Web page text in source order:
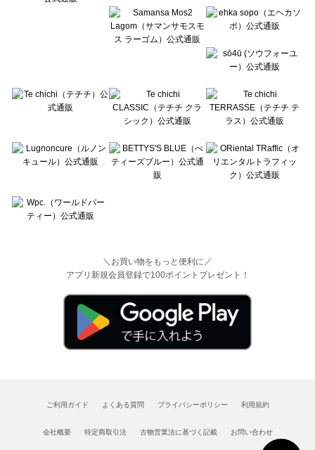
＼お買い物をもっと便利に／
アプリ新規会員登録で100ポイントプレゼント！
ご利用ガイド よくある質問 プライバシーポリシー 利用規約
会社概要 特定商取引法 古物営業法に基づく記載 お問い合わせ